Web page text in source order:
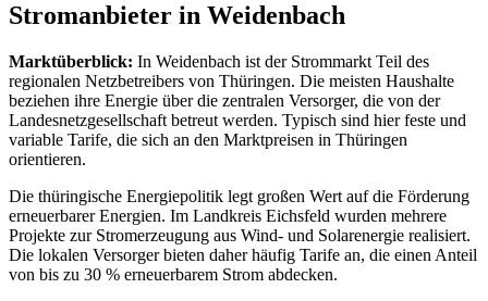
Stromanbieter in Weidenbach
Marktüberblick: In Weidenbach ist der Strommarkt Teil des
regionalen Netzbetreibers von Thüringen. Die meisten Haushalte
beziehen ihre Energie über die zentralen Versorger, die von der
Landesnetzgesellschaft betreut werden. Typisch sind hier feste und
variable Tarife, die sich an den Marktpreisen in Thüringen
orientieren.
Die thüringische Energiepolitik legt großen Wert auf die Förderung
erneuerbarer Energien. Im Landkreis Eichsfeld wurden mehrere
Projekte zur Stromerzeugung aus Wind- und Solarenergie realisiert.
Die lokalen Versorger bieten daher häufig Tarife an, die einen Anteil
von bis zu 30 % erneuerbarem Strom abdecken.